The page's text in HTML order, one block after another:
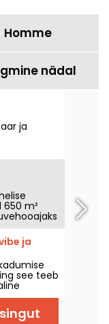
Homme
nädal
ja
m²
kuni
ja
see teeb